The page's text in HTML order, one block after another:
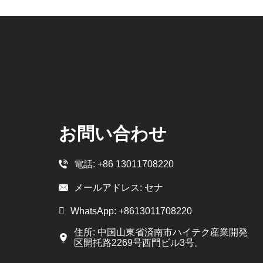
お問い合わせ
電話:+86 13011708220
メールアドレス: セナ
WhatsApp:+8613011708220
住所: 中国山東省済南市ハイテク産業開発
区開托路2269号西門ビル3号。